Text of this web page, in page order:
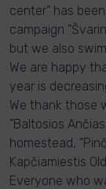
center" has
campaign
but we also
We are happy
year is
We thank those
"Baltosios
homestead,
Kapčiamiestis
Everyone who